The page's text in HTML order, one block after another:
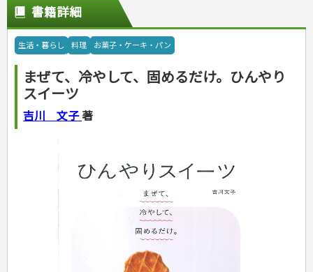
スポーツ
スポーツルール
野球
ゴルフ
ジュニアスポーツ
その他スポーツ
自然・アウトドア・ペット
アウトドア
犬・猫
園芸・野菜づくり
雑学
娯楽・ゲーム・占い
ナンプレ
ゲーム・マジック
家相・風水・占い
カルチャー・芸術・趣味
音楽・楽器
趣味・鑑賞・カメラ
絵画・デッサン
辞典
語学・旅行会話
運転免許
原付・二輪
普通免許
生活・暮らし
料理
料理・レシピ
各国料理
お弁当
調理器具クッキング
お菓子・ケーキ・パン
手芸・クラフト
ソーイング
クラフト
インテリア・ハウジング
収納・掃除・暮らし
美容・ファッション
ダイエット・エクササイズ
着物・着つけ
冠婚葬祭・手紙・ペン字
手紙・ペン字
妊娠・出産・育児
離乳食・幼児食・こどもレシピ
健康と保育
家庭医学・健康
ツボ・マッサージ
家庭医学・病気
健康知識
栄養事典
看護・介護
看護一般
介護一般
保育・教育
パネルシアター
指導マニュアル
こどもの本
児童一般
おりがみ・あやとり
なぞなぞ・ゲーム
占い・心理ゲーム
のりもの・ずかん
音と光のでる絵本
学参・ドリル
夏休みドリル
総復習ドリル
学習・地図
えんぴつちょう
就職活動
就職活動
就職試験
資格試験
英語検定・TOEIC
簿記検定
看護・薬学
マネー・株・資産
ビジネス・法律
簿記・経理・税金・保険
その他ビジネス
自己啓発
自己啓発
国内・海外旅行
国外旅行
国内旅行
地理・歴史
地理・地図
その他文庫
ダイアリー
プラチナダイアリー プレステージ
書籍詳細
生活・暮らし 料理 お菓子・ケーキ・パン
まぜて、冷やして、固めるだけ。ひんやり
スイーツ
吉川 文子著